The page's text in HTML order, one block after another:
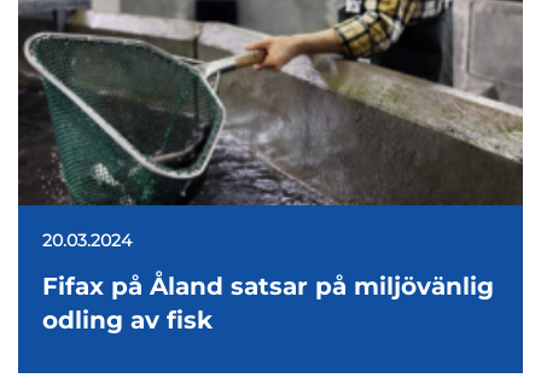
20.03.2024
Fifax på Åland satsar på miljövänlig
odling av fisk